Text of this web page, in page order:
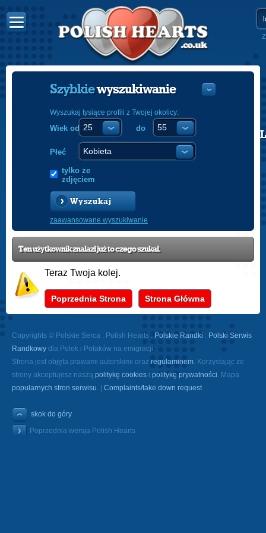
POLISH
Szybkiewyszukiwanie
Wyszukaj tysiące profili z Twojej okolicy:
Wiek od do
Płeć
tylko ze
zdjęciem
Wyszukaj
zaawansowane wyszukiwanie
Ten użytkownik znalazł już to czego szukał.
Teraz Twoja kolej.
Poprzednia Strona Strona Główna
Copyrights © Polskie Serca : Polish Hearts : Polskie Randki : Polski Serwis
Randkowy dla Polek i Polaków na emigracji.
Strona jest objęta prawami autorskimi oraz regulaminem. Korzystając ze
strony akceptujesz naszą politykę cookies i politykę prywatności. Mapa
popularnych stron serwisu. | Complaints/take down request
skok do góry
Poprzednia wersja Polish Hearts